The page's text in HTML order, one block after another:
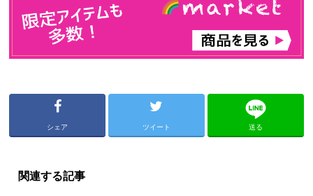
シェア ツイート 送る
関連する記事